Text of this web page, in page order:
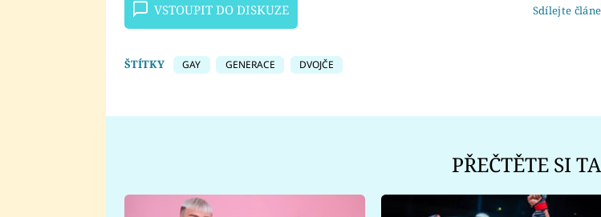
VSTOUPIT DO DISKUZE Sdílejte
ŠTÍTKY GAY GENERACE DVOJČE
PŘEČTĚTE SI